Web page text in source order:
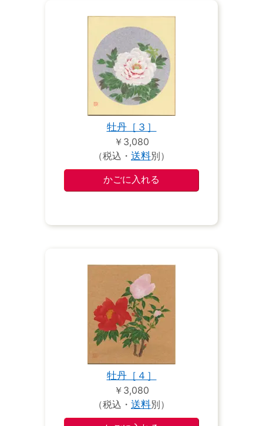
牡丹［３］
￥3,080
（税込・ 送料別）
牡丹［４］
￥3,080
（税込・ 送料別）